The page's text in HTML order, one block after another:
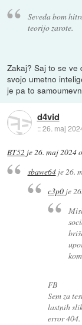
Seveda bom
teorijo zarote.
Zakaj? Saj to se ve
svojo umetno
je pa to
d4vid
::26. maj
BT52 je26. maj 2024
sbawe64je26.
c3p0 je
FB
Sem za
lastnih
error 404.